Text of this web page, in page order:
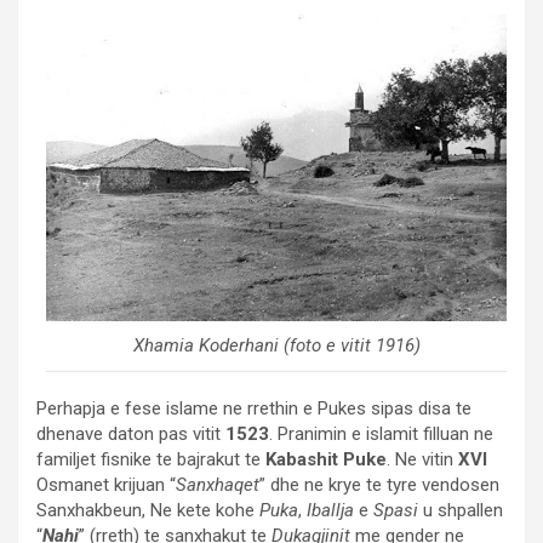
Xhamia Koderhani (foto e vitit 1916)
Perhapja e fese islame ne rrethin e Pukes sipas disa te
dhenave daton pas vitit 1523 . Pranimin e islamit filluan ne
familjet fisnike te bajrakut te Kabashit Puke . Ne vitin XVI
Osmanet krijuan “Sanxhaqet” dhe ne krye te tyre vendosen
Sanxhakbeun, Ne kete kohe Puka, Iballja e Spasi u shpallen
“Nahi” (rreth) te sanxhakut te Dukagjinit me qender ne